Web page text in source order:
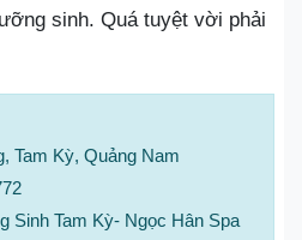
sinh. Quá tuyệt vời phải
Tam Kỳ, Quảng Nam
Sinh Tam Kỳ- Ngọc Hân Spa